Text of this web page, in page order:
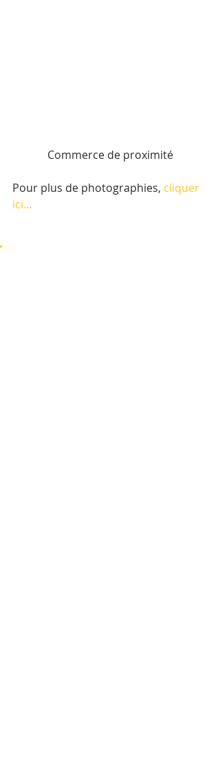
Commerce de proximité
Pour plus de photographies, cliquer
ici…